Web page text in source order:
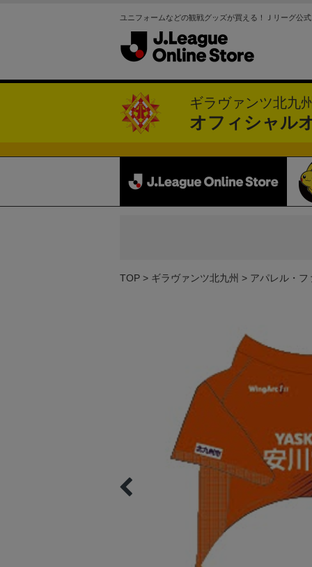
ユニフォームなどの観戦グッズが買える！Ｊリーグ公
ギラヴァンツ北九州
オフィシャル
TOP ギラヴァンツ北九州 アパレル・フ